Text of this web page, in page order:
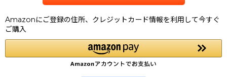
Amazonにご登録の住所、クレジットカード情報を利用して今すぐ
ご購入